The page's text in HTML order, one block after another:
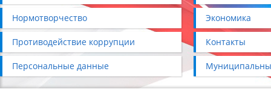
Нормотворчество Экономика
Противодействие коррупции Контакты
Персональные данные